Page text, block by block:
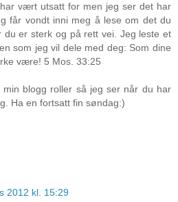
vært utsatt for men jeg ser det har
får vondt inni meg å lese om det du
du er sterk og på rett vei. Jeg leste et
som jeg vil dele med deg: Som dine
være! 5 Mos. 33:25
blogg roller så jeg ser når du har
Ha en fortsatt fin søndag:)
2012 kl. 15:29